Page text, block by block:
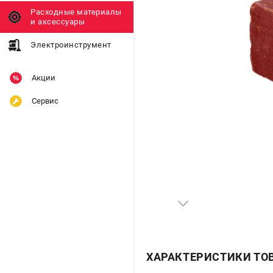
Расходные материалы
и аксессуары
Электроинструмент
Акции
Сервис
ХАРАКТЕРИСТИКИ